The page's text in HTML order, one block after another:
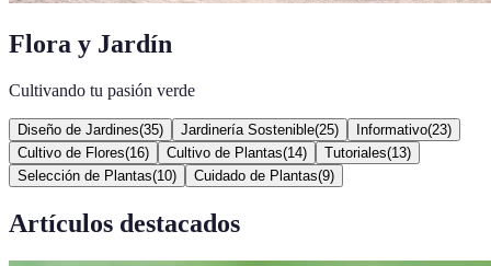
Flora y Jardín
Cultivando tu pasión verde
Diseño de Jardines(35) Jardinería Sostenible(25) Informativo(23)
Cultivo de Flores(16) Cultivo de Plantas(14) Tutoriales(13)
Selección de Plantas(10) Cuidado de Plantas(9)
Artículos destacados